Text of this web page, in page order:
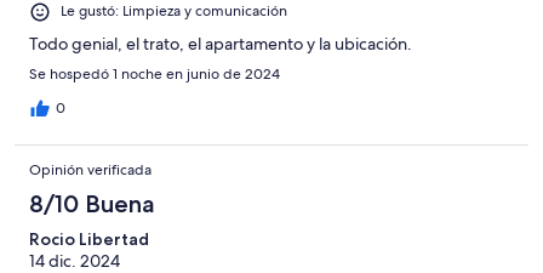
Le gustó: Limpieza y comunicación
Todo genial, el trato, el apartamento y la ubicación.
Se hospedó 1 noche en junio de 2024
0
Opinión verificada
8/10 Buena
Rocio Libertad
14 dic. 2024